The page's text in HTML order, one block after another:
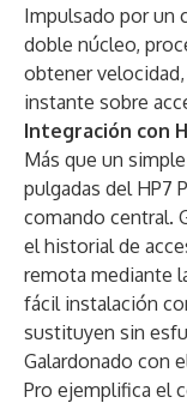
Impulsado por un
doble núcleo,
obtener
instante sobre
Integración con
Más que un
pulgadas del HP7
comando central.
el historial de
remota mediante
fácil instalación
sustituyen sin
Galardonado con
Pro ejemplifica el